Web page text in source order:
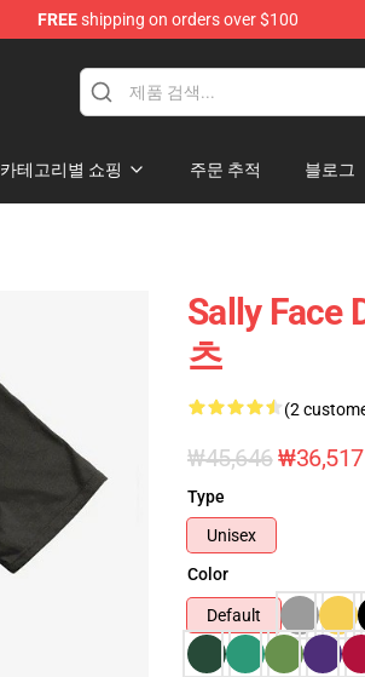
FREEshipping on orders over $100
카테고리별 쇼핑 주문 추적 블로그
Sally Face
츠
(2
₩45,646₩36,517
Type
Unisex
Color
Default